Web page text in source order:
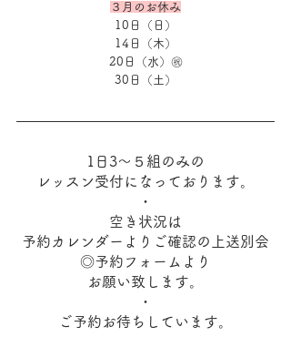
３月のお休み
10日（日）
14日（木）
20日（水）㊗
30日（土）
1日3～５組のみの
レッスン受付になっております。
・
空き状況は
予約カレンダーよりご確認の上送別会
◎予約フォームより
お願い致します。
・
ご予約お待ちしています。